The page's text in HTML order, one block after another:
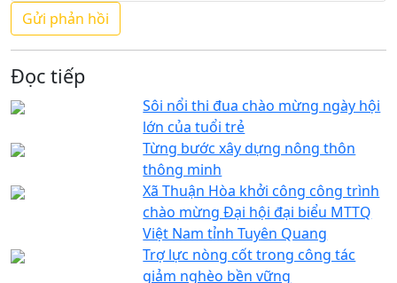
Đọc tiếp
Sôi nổi thi đua chào mừng ngày hội
lớn của tuổi trẻ
Từng bước xây dựng nông thôn
thông minh
Xã Thuận Hòa khởi công công trình
chào mừng Đại hội đại biểu MTTQ
Việt Nam tỉnh Tuyên Quang
Trợ lực nòng cốt trong công tác
giảm nghèo bền vững